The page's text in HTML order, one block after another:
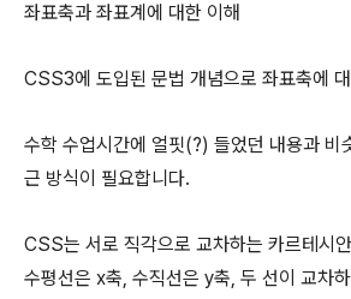
좌표축과 좌표계에 대한 이해
CSS3에 도입된 문법 개념으로 좌표축에
수학 수업시간에 얼핏(?) 들었던 내용과 비
근 방식이 필요합니다.
CSS는 서로 직각으로 교차하는 카르테시
수평선은 x축, 수직선은 y축, 두 선이 교차